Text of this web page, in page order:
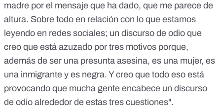
madre por el mensaje que ha dado, que me parece de
altura. Sobre todo en relación con lo que estamos
leyendo en redes sociales; un discurso de odio que
creo que está azuzado por tres motivos porque,
además de ser una presunta asesina, es una mujer, es
una inmigrante y es negra. Y creo que todo eso está
provocando que mucha gente encabece un discurso
de odio alrededor de estas tres cuestiones".